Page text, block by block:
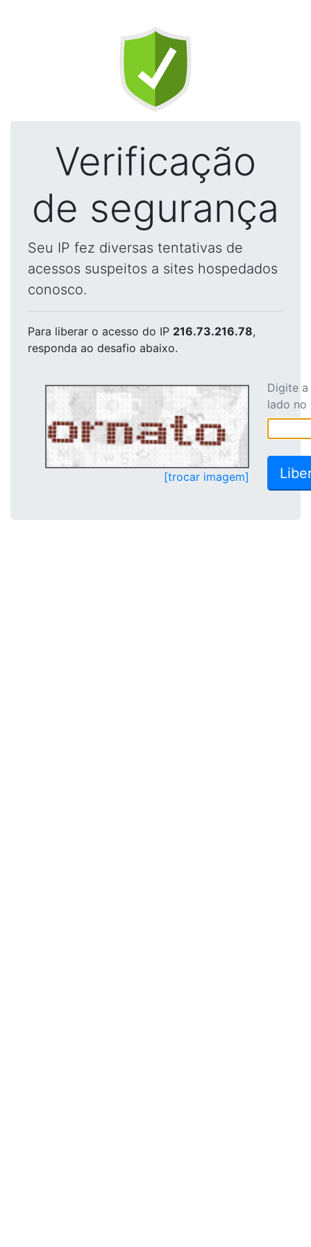
Verificação
de segurança
Seu IP fez diversas tentativas de
acessos suspeitos a sites hospedados
conosco.
Para liberar o acesso do IP 216.73.216.78,
responda ao desafio abaixo.
[trocar imagem]
Digite
lado no